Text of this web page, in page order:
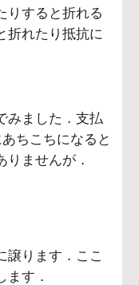
りすると折れる
折れたり抵抗に
みました．支払
ちこちになると
ませんが．
譲ります．ここ
ます．